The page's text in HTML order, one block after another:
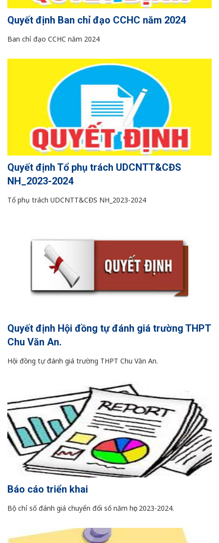
Quyết định Ban chỉ đạo CCHC năm 2024
Ban chỉ đạo CCHC năm 2024
Quyết định Tổ phụ trách UDCNTT&CĐS
NH_2023-2024
Tổ phụ trách UDCNTT&CĐS NH_2023-2024
Quyết định Hội đồng tự đánh giá trường THPT
Chu Văn An.
Hội đồng tự đánh giá trường THPT Chu Văn An.
Báo cáo triển khai
Bộ chỉ số đánh giá chuyển đổi số năm học 2023-2024.